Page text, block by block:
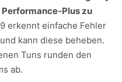
Plus zu
erkennt einfache Fehler
kann diese beheben.
Tuns runden den
ab.